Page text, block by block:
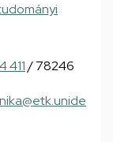
411/ 78246